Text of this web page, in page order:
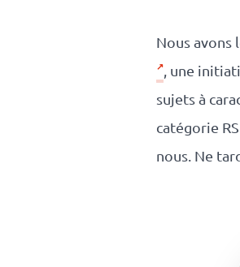
Nous avons
, une
sujets à
catégorie
nous. Ne